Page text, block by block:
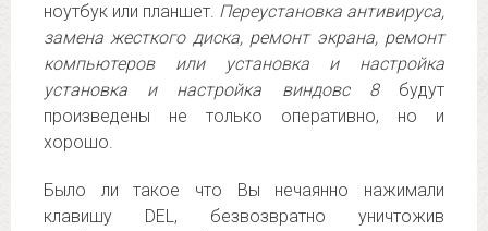
ноутбук или планшет. Переустановка антивируса,
замена жесткого диска, ремонт экрана, ремонт
компьютеров или установка и настройка
установка и настройка виндовс 8 будут
произведены не только оперативно, но и
хорошо.
Было ли такое что Вы нечаянно нажимали
клавишу DEL, безвозвратно уничтожив